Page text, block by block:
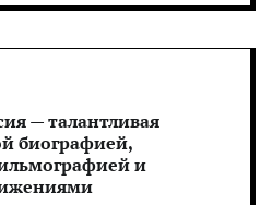
— талантливая
биографией,
и